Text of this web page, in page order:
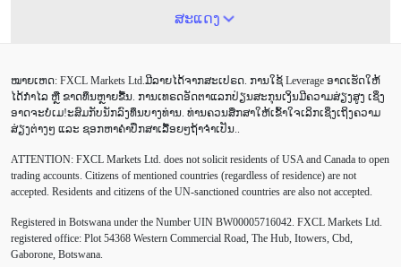
Alexander Elder
Buy Stop CAD CHF COVID-19 CPI
Canadian dollar Charles Dow
Chinese Yuan Correlation Matrix D1 DailyFX
Default mode network Doji EA EA ເຊີງລຸກ
ECB ECN EMA EUR EUR/AUD
ສະແດງ
ໝາຍເຫດ: FXCL Markets Ltd.ມີລາຍໄດ້ຈາກສະເປຣດ. ການໃຊ້ Leverage ອາດເຮັດໃຫ້
ໄດ້ກຳໄລ ຫຼື ຂາດທຶນຫຼາຍຂື້ນ. ການເທຣດອັດຕາແລກປ່ຽນສະກຸນເງິນມີຄວາມສ່ຽງສູງ ເຊິ່ງ
ອາດຈະບໍ່ເມ!ະສົມກັບນັກລົງທຶນບາງທ່ານ. ທ່ານຄວນສຶກສາໃຫ້ເຂົ້າໃຈເລິກເຊິ່ງເຖິງຄວາມ
ສ່ຽງຕ່າງໆ ແລະ ຊອກຫາຄຳປຶກສາເລື້ອຍໆຖ້າຈຳເປັນ..
ATTENTION: FXCL Markets Ltd. does not solicit residents of USA and Canada to open
trading accounts. Citizens of mentioned countries (regardless of residence) are not
accepted. Residents and citizens of the UN-sanctioned countries are also not accepted.
Registered in Botswana under the Number UIN BW00005716042. FXCL Markets Ltd.
registered office: Plot 54368 Western Commercial Road, The Hub, Itowers, Cbd,
Gaborone, Botswana.